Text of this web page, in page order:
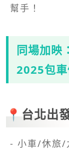
幫手！
同場加映
2025包
📍台北出
- 小車/休旅/